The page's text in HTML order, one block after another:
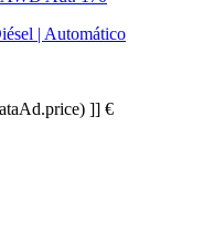
| Automático
]] €